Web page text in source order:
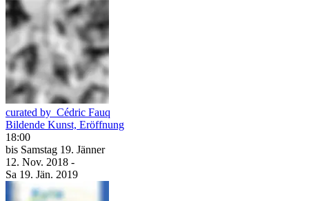
curated by_Cédric Fauq
Bildende Kunst, Eröffnung
18:00
bis Samstag 19. Jänner
12. Nov. 2018 -
Sa 19. Jän. 2019